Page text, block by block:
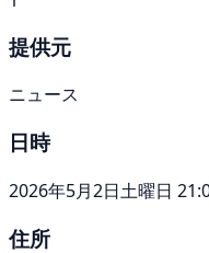
提供元
ニュース
日時
2026年5月2日土曜日
住所